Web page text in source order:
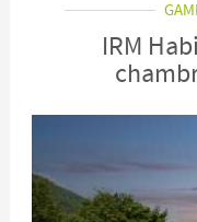
IRM